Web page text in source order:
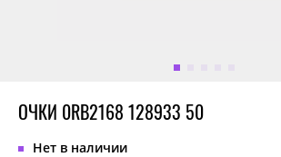
ОЧКИ 0RB2168 128933 50
Нет в наличии